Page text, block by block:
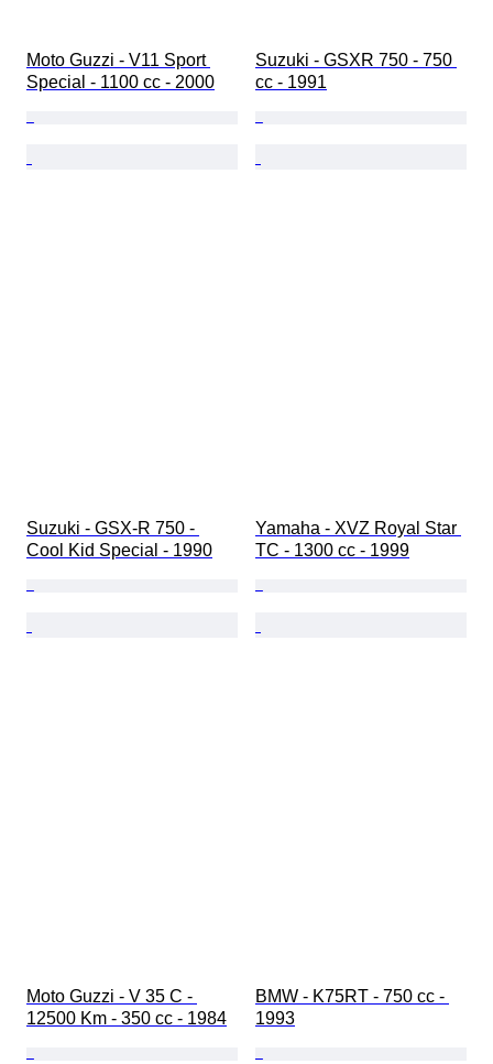
Moto Guzzi - V11 Sport
Special - 1100 cc - 2000
Suzuki - GSXR 750 - 750
cc - 1991
Suzuki - GSX-R 750 -
Cool Kid Special - 1990
Yamaha - XVZ Royal Star
TC - 1300 cc - 1999
Moto Guzzi - V 35 C -
12500 Km - 350 cc - 1984
BMW - K75RT - 750 cc -
1993